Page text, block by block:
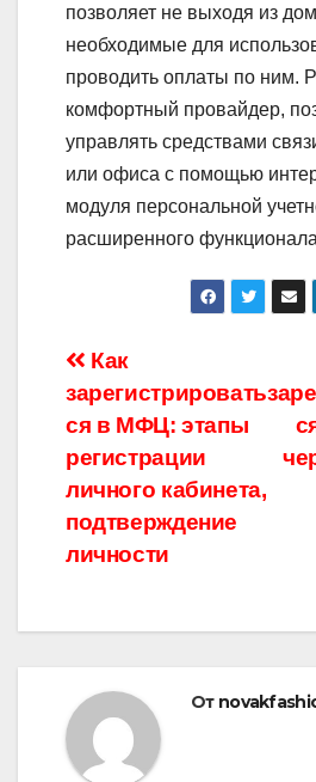
позволяет не выходя из
необходимые для
проводить оплаты по ним.
комфортный провайдер,
управлять средствами
или офиса с помощью
модуля персональной
расширенного
Навигация
по
записям
Как
зарегистрировать
ся в МФЦ: этапы
регистрации
личного кабинета,
подтверждение
личности
От